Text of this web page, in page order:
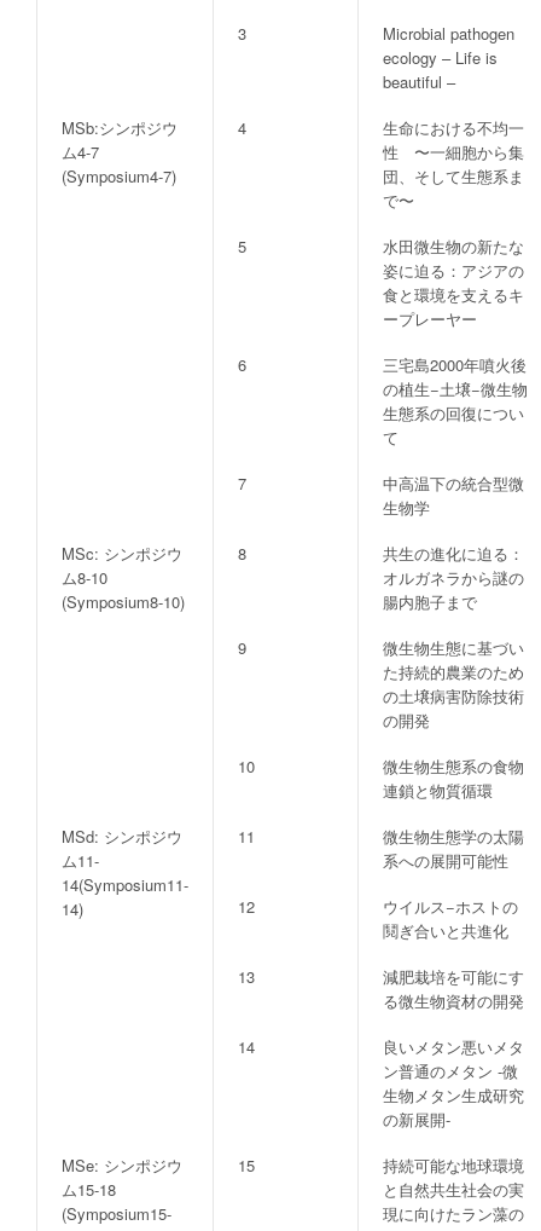
3
Microbial pathogen
ecology ­– Life is
beautiful –
MSb:シンポジウ
ム4-7
(Symposium4-7)
4
生命における不均一
性 〜一細胞から集
団、そして生態系ま
で〜
5
水田微生物の新たな
姿に迫る：アジアの
食と環境を支えるキ
ープレーヤー
6
三宅島2000年噴火後
の植生−土壌−微生物
生態系の回復につい
て
7
中高温下の統合型微
生物学
MSc: シンポジウ
ム8-10
(Symposium8-10)
8
共生の進化に迫る：
オルガネラから謎の
腸内胞子まで
9
微生物生態に基づい
た持続的農業のため
の土壌病害防除技術
の開発
10
微生物生態系の食物
連鎖と物質循環
MSd: シンポジウ
ム11-
14(Symposium11-
14)
11
微生物生態学の太陽
系への展開可能性
12
ウイルス−ホストの
鬩ぎ合いと共進化
13
減肥栽培を可能にす
る微生物資材の開発
14
良いメタン悪いメタ
ン普通のメタン -微
生物メタン生成研究
の新展開-
MSe: シンポジウ
ム15-18
(Symposium15-
15
持続可能な地球環境
と自然共生社会の実
現に向けたラン藻の